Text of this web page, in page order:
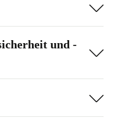
und -